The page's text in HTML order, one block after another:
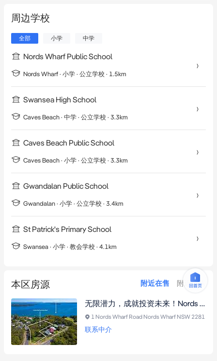
周边学校
全部 小学 中学
Nords Wharf Public School
Nords Wharf · 小学 · 公立学校 · 1.5km
Swansea High School
Caves Beach · 中学 · 公立学校 · 3.3km
Caves Beach Public School
Caves Beach · 小学 · 公立学校 · 3.3km
Gwandalan Public School
Gwandalan · 小学 · 公立学校 · 3.4km
St Patrick's Primary School
Swansea · 小学 · 教会学校 · 4.1km
本区房源 附近在售 附近已售
无限潜力，成就投资未来！Nords Wharf稀缺9,833㎡住宅开发宝地，绝美水景，近纽卡斯尔CBD和Catherine Hill Bay
1 Nords Wharf Road Nords Wharf NSW 2281
联系中介